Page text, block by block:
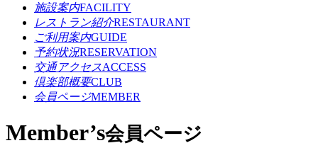
施設案内FACILITY
レストラン紹介RESTAURANT
ご利用案内GUIDE
予約状況RESERVATION
交通アクセスACCESS
倶楽部概要CLUB
会員ページMEMBER
Member’s会員ページ